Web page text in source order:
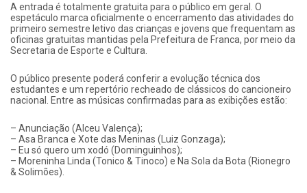
A entrada é totalmente gratuita para o público em geral. O
espetáculo marca oficialmente o encerramento das atividades do
primeiro semestre letivo das crianças e jovens que frequentam as
oficinas gratuitas mantidas pela Prefeitura de Franca, por meio da
Secretaria de Esporte e Cultura.
O público presente poderá conferir a evolução técnica dos
estudantes e um repertório recheado de clássicos do cancioneiro
nacional. Entre as músicas confirmadas para as exibições estão:
– Anunciação (Alceu Valença);
– Asa Branca e Xote das Meninas (Luiz Gonzaga);
– Eu só quero um xodó (Dominguinhos);
– Moreninha Linda (Tonico & Tinoco) e Na Sola da Bota (Rionegro
& Solimões).